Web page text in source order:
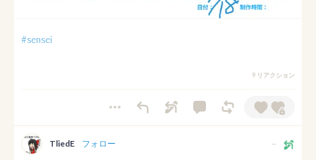
#sensei
9 リアクション
TliedE フォロー --